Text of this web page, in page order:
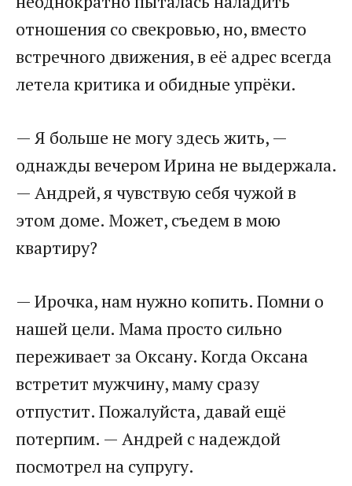
отношения со свекровью, но, вместо
встречного движения, в её адрес всегда
летела критика и обидные упрёки.​
​— Я больше не могу здесь жить, —
однажды вечером Ирина не выдержала.
— Андрей, я чувствую себя чужой в
этом доме. Может, съедем в мою
квартиру?​
​— Ирочка, нам нужно копить. Помни о
нашей цели. Мама просто сильно
переживает за Оксану. Когда Оксана
встретит мужчину, маму сразу
отпустит. Пожалуйста, давай ещё
потерпим. — Андрей с надеждой
посмотрел на супругу.​